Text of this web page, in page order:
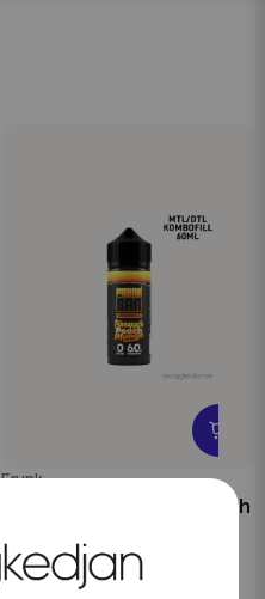
Frunk
Frunk Bar | Pineapple Peach
199 kr